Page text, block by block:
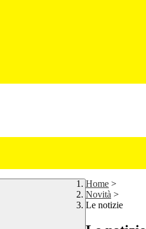
Home >
Novità >
Le notizie